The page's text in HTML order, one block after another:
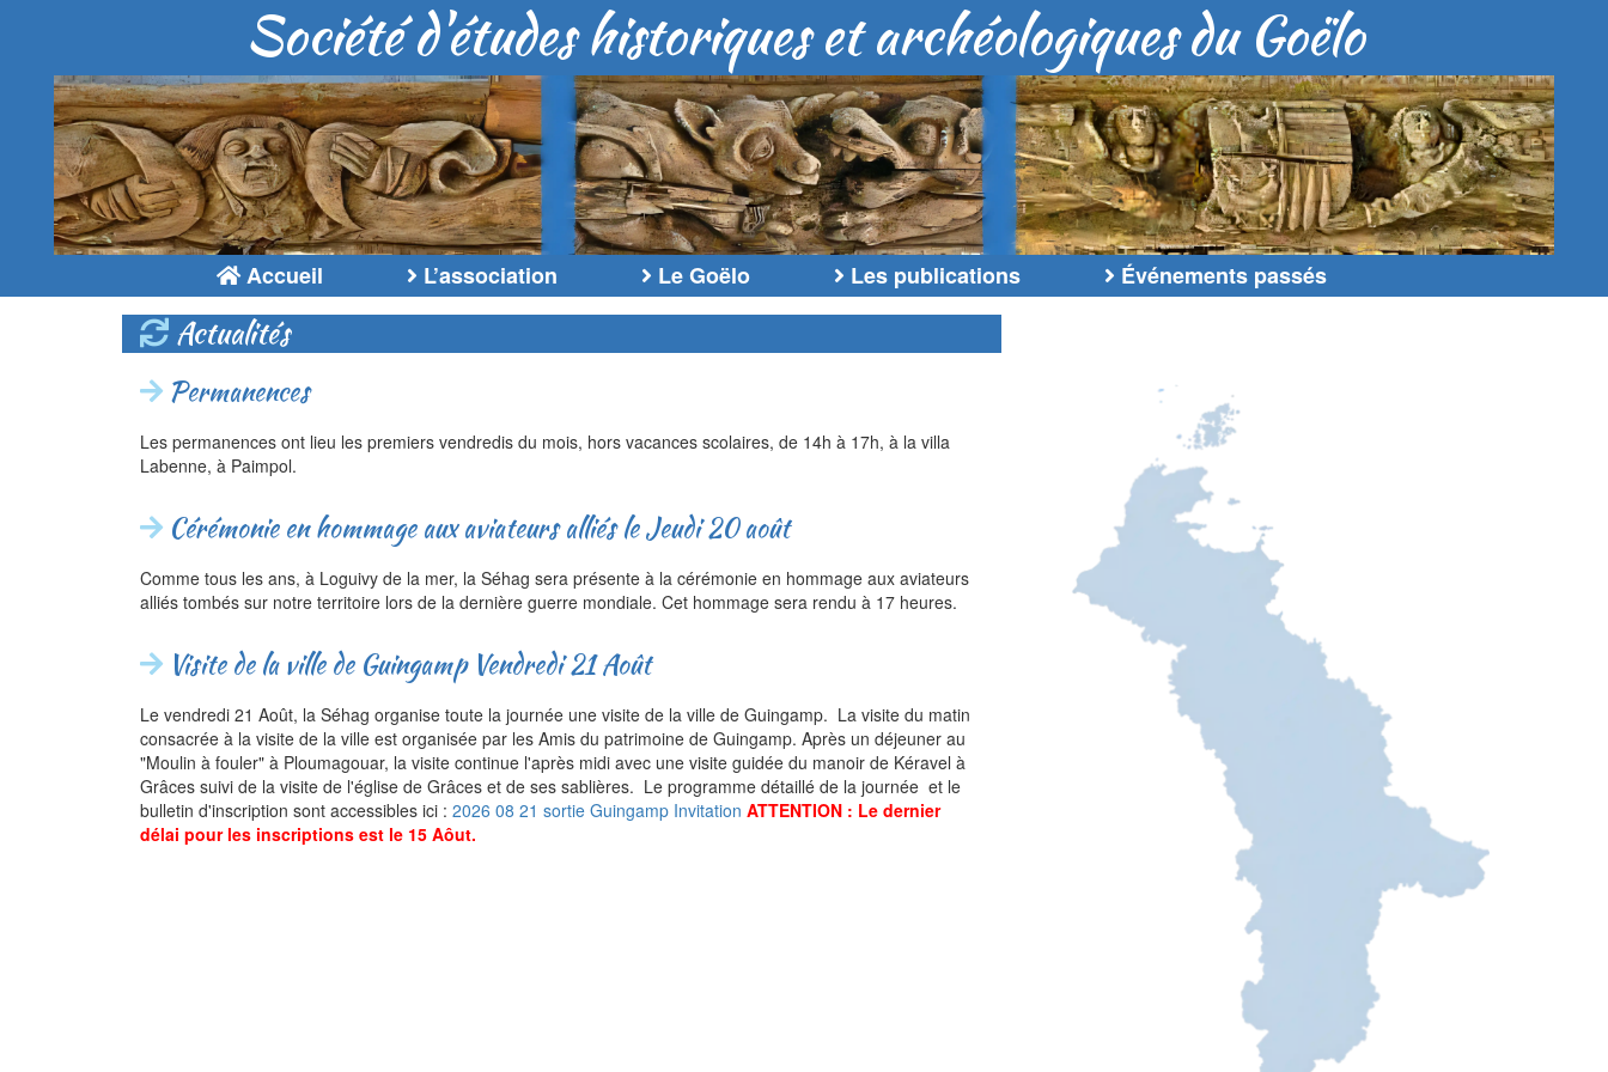
Société d'études historiques et archéologiques du Goëlo
Accueil L’association Le Goëlo Les publications Événements passés
Actualités
Permanences
Les permanences ont lieu les premiers vendredis du mois, hors vacances scolaires, de 14h à 17h, à la villa
Labenne, à Paimpol.
Cérémonie en hommage aux aviateurs alliés le Jeudi 20 août
Comme tous les ans, à Loguivy de la mer, la Séhag sera présente à la cérémonie en hommage aux aviateurs
alliés tombés sur notre territoire lors de la dernière guerre mondiale. Cet hommage sera rendu à 17 heures.
Visite de la ville de Guingamp Vendredi 21 Août
Le vendredi 21 Août, la Séhag organise toute la journée une visite de la ville de Guingamp. La visite du matin
consacrée à la visite de la ville est organisée par les Amis du patrimoine de Guingamp. Après un déjeuner au
"Moulin à fouler" à Ploumagouar, la visite continue l'après midi avec une visite guidée du manoir de Kéravel à
Grâces suivi de la visite de l'église de Grâces et de ses sablières. Le programme détaillé de la journée et le
bulletin d'inscription sont accessibles ici : 2026 08 21 sortie Guingamp Invitation ATTENTION : Le dernier
délai pour les inscriptions est le 15 Aôut.